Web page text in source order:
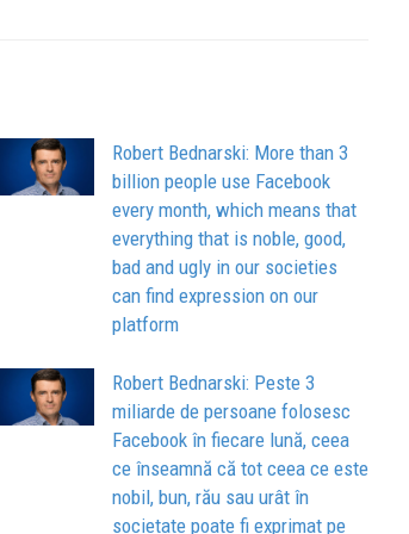
Robert Bednarski: More than 3
billion people use Facebook
every month, which means that
everything that is noble, good,
bad and ugly in our societies
can find expression on our
platform
Robert Bednarski: Peste 3
miliarde de persoane folosesc
Facebook în fiecare lună, ceea
ce înseamnă că tot ceea ce este
nobil, bun, rău sau urât în
societate poate fi exprimat pe